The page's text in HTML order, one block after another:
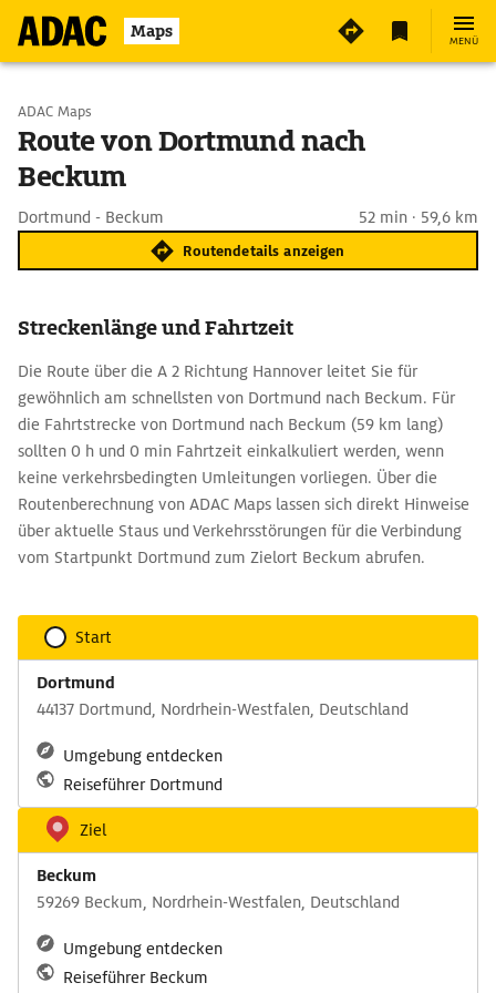
Maps MENÜ
Start wählen
Ziel eingeben
ADAC Maps
Route von Dortmund nach
Beckum
Dortmund - Beckum 52 min · 59,6 km
Routendetails anzeigen
Streckenlänge und Fahrtzeit
Die Route über die A 2 Richtung Hannover leitet Sie für
gewöhnlich am schnellsten von Dortmund nach Beckum. Für
die Fahrtstrecke von Dortmund nach Beckum (59 km lang)
sollten 0 h und 0 min Fahrtzeit einkalkuliert werden, wenn
keine verkehrsbedingten Umleitungen vorliegen. Über die
Routenberechnung von ADAC Maps lassen sich direkt Hinweise
über aktuelle Staus und Verkehrsstörungen für die Verbindung
vom Startpunkt Dortmund zum Zielort Beckum abrufen.
Start
Dortmund
44137 Dortmund, Nordrhein-Westfalen, Deutschland
Umgebung entdecken
Reiseführer Dortmund
Ziel
Beckum
59269 Beckum, Nordrhein-Westfalen, Deutschland
Umgebung entdecken
Reiseführer Beckum